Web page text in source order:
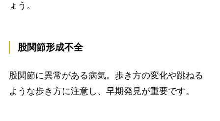
ょう。
股関節形成不全
股関節に異常がある病気。歩き方の変化や跳ねる
ような歩き方に注意し、早期発見が重要です。